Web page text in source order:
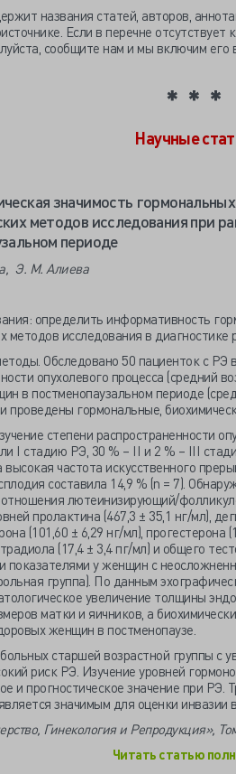
названия статей, авторов,
Если в перечне
сообщите нам и мы включим его
Научные
значимость
методов исследования при
периоде
Э. М. Алиева
определить информативность
методов исследования в диагностике
Обследовано 50 пациенток с РЭ
опухолевого процесса (средний
в постменопаузальном периоде
гормональные,
степени распространенности
I стадию РЭ, 30 % – II и 2 % – III
частота искусственного
составила 14,9 % (n = 7).
лютеинизирующий/
пролактина (467,3 ± 35,1 нг/мл),
(101,60 ± 6,29 нг/мл),
(17,4 ± 3,4 пг/мл) и общего
показателями у женщин с
группа). По данным
увеличение толщины
матки и яичников, а
женщин в постменопаузе.
старшей возрастной группы с
риск РЭ. Изучение уровней
и прогностическое значение при РЭ.
значимым для оценки
Гинекология и Репродукция»,
Читать статью